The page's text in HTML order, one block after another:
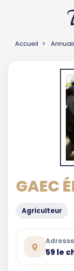
Accueil
GAEC
Agriculteur
Adresse
59 le